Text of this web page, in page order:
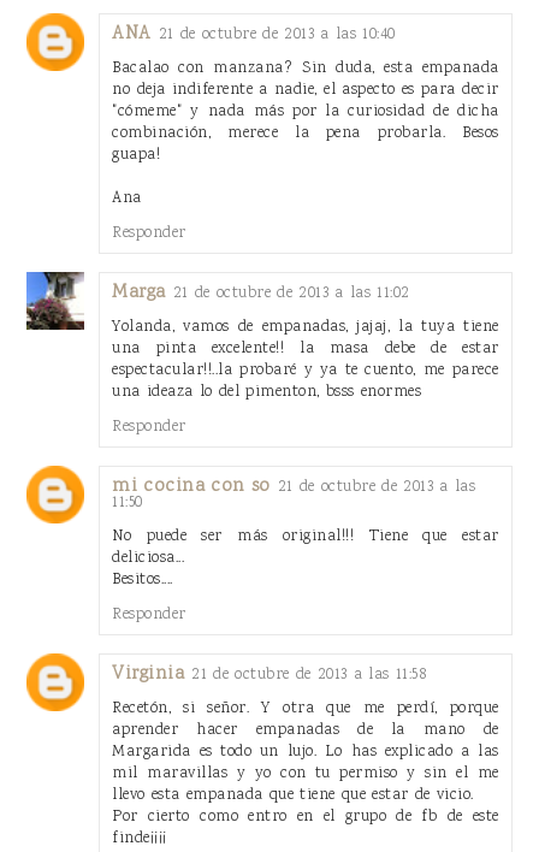
ANA 21 de octubre de 2013 a las 10:40
Bacalao con manzana? Sin duda, esta empanada
no deja indiferente a nadie, el aspecto es para decir
"cómeme" y nada más por la curiosidad de dicha
combinación, merece la pena probarla. Besos
guapa!
Ana
Responder
Marga 21 de octubre de 2013 a las 11:02
Yolanda, vamos de empanadas, jajaj, la tuya tiene
una pinta excelente!! la masa debe de estar
espectacular!!..la probaré y ya te cuento, me parece
una ideaza lo del pimenton, bsss enormes
Responder
mi cocina con so 21 de octubre de 2013 a las
11:50
No puede ser más original!!! Tiene que estar
deliciosa...
Besitos....
Responder
Virginia 21 de octubre de 2013 a las 11:58
Recetón, si señor. Y otra que me perdí, porque
aprender hacer empanadas de la mano de
Margarida es todo un lujo. Lo has explicado a las
mil maravillas y yo con tu permiso y sin el me
llevo esta empanada que tiene que estar de vicio.
Por cierto como entro en el grupo de fb de este
finde¡¡¡¡